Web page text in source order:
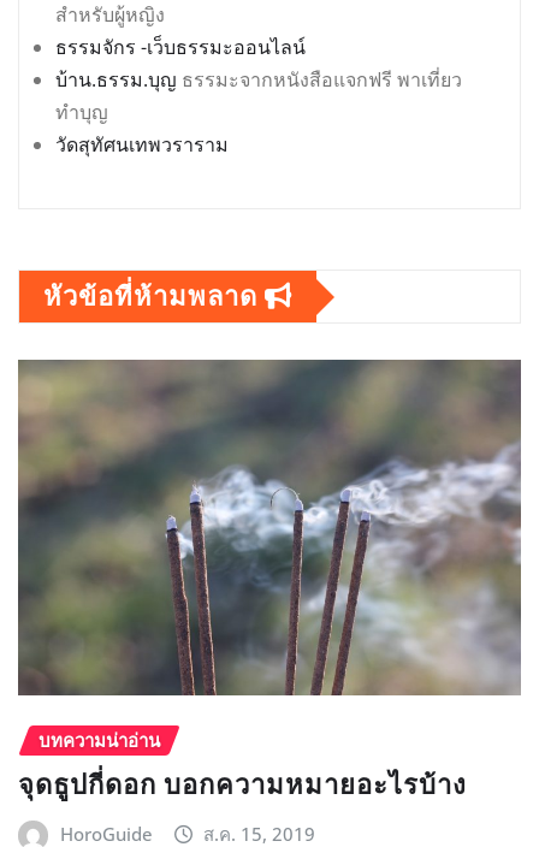
สำหรับผู้หญิง
ธรรมจักร -เว็บธรรมะออนไลน์
บ้าน.ธรรม.บุญ ธรรมะจากหนังสือแจกฟรี พาเที่ยว
ทำบุญ
วัดสุทัศนเทพวราราม
หัวข้อที่ห้ามพลาด
บทความน่าอ่าน
จุดธูปกี่ดอก บอกความหมายอะไรบ้าง
HoroGuide ส.ค. 15, 2019